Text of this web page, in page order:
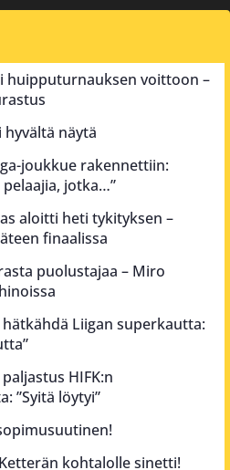
huipputurnauksen voittoon –
hyvältä näytä
joukkue rakennettiin:
jotka…”
aloitti heti tykityksen –
finaalissa
puolustajaa – Miro
Liigan superkautta:
HIFK:n
”Syitä löytyi”
kohtalolle sinetti!